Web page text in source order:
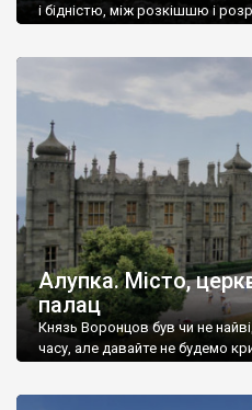
і бідністю, між розкішшю і
Алупка. Місто,
палац
Князь Воронцов був чи не
часу, але давайте не будемо